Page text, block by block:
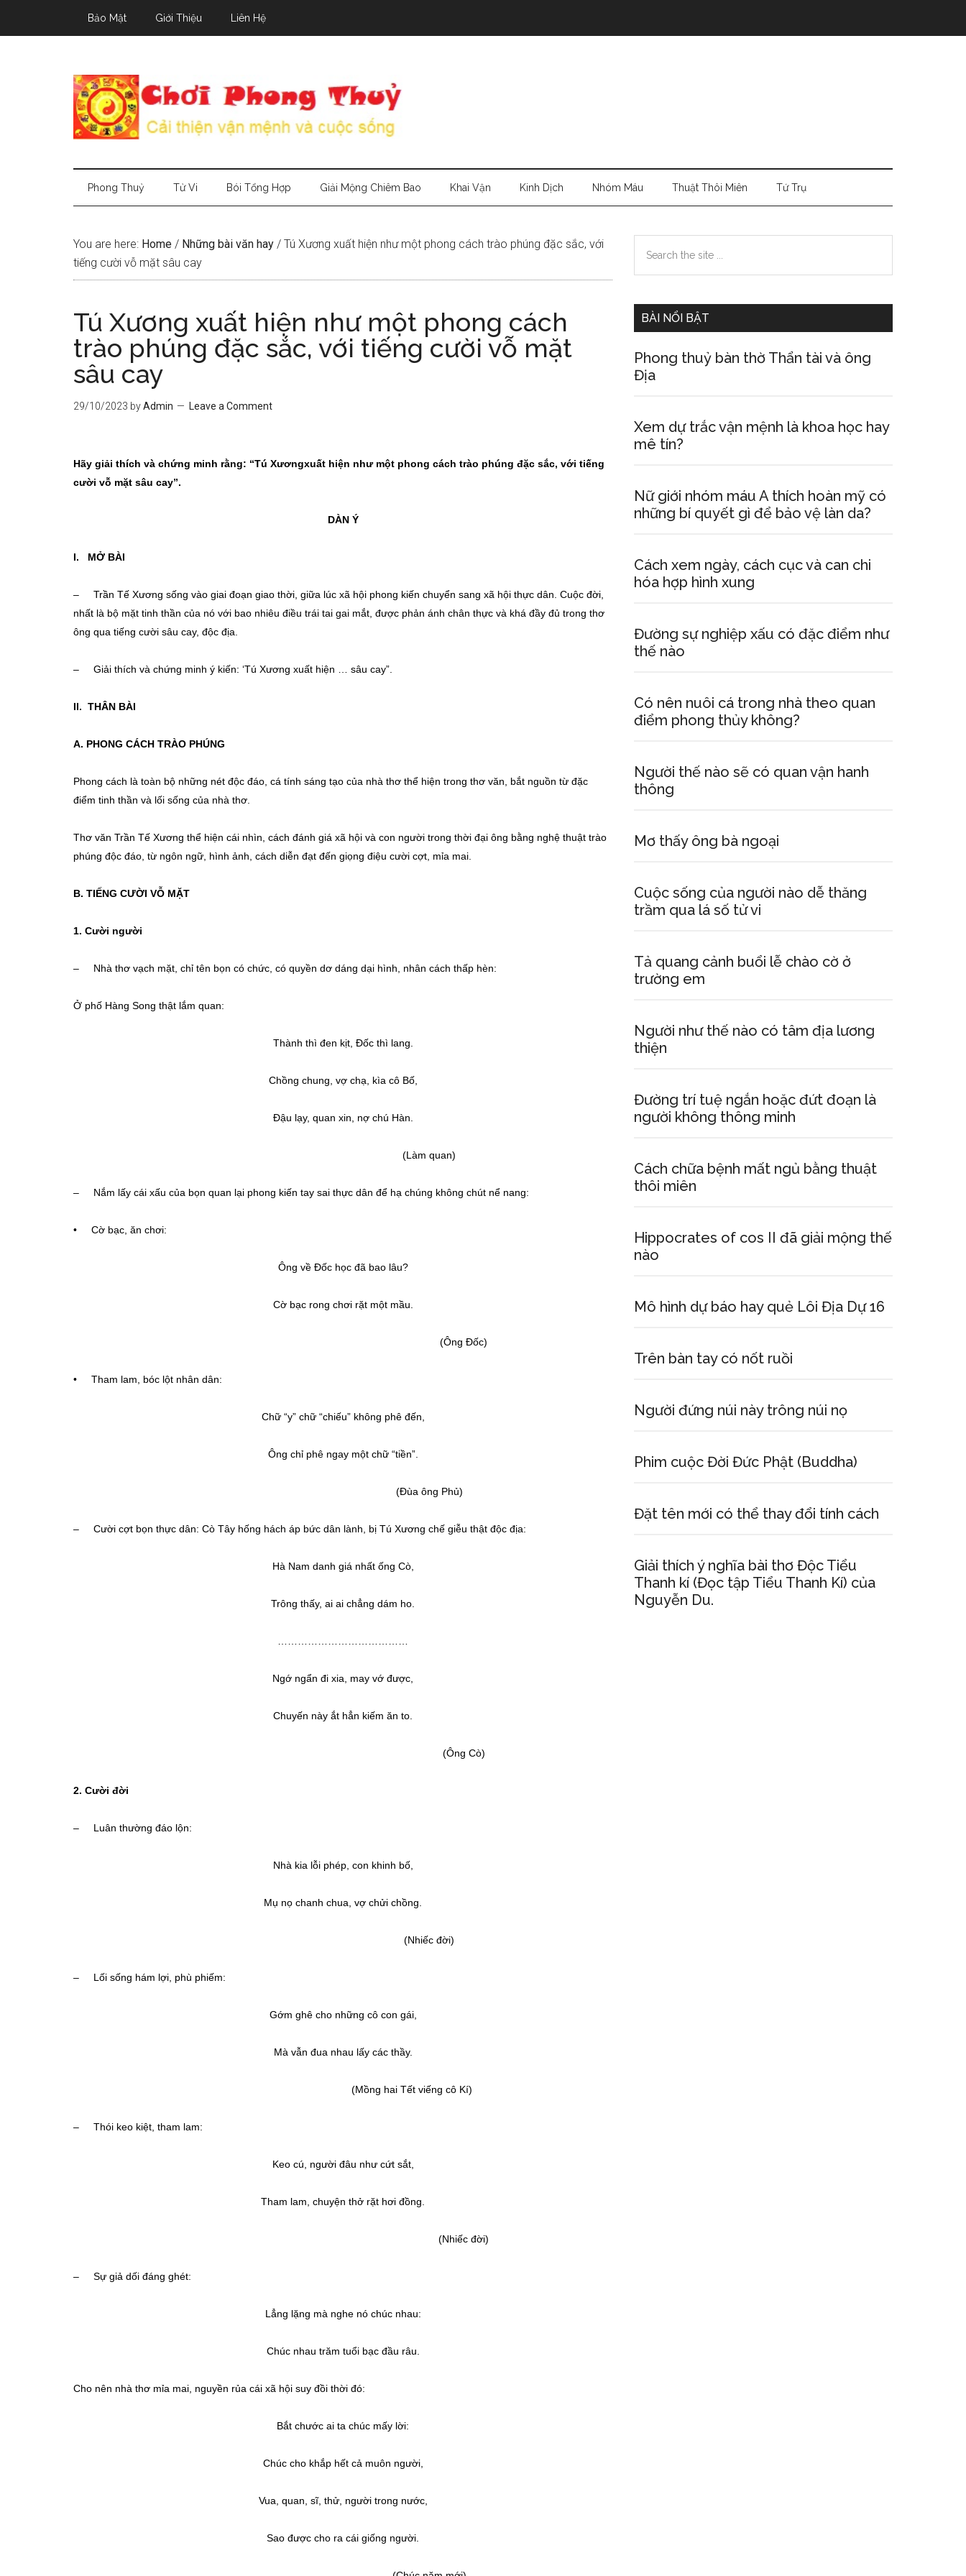
Bảo Mật Giới Thiệu Liên Hệ
Phong Thuỷ Tử Vi Bói Tổng Hợp Giải Mộng Chiêm Bao Khai Vận Kinh Dịch Nhóm Máu Thuật Thôi Miên Tứ Trụ
You are here: Home / Những bài văn hay / Tú Xương xuất hiện như một phong cách trào phúng đặc sắc, với
tiếng cười vỗ mặt sâu cay
Tú Xương xuất hiện như một phong cách
trào phúng đặc sắc, với tiếng cười vỗ mặt
sâu cay
29/10/2023 byAdmin Leave a Comment
Hãy giải thích và chứng minh rằng: “Tú Xươngxuất hiện như một phong cách trào phúng đặc sắc, với tiếng
cười vỗ mặt sâu cay”.
DÀN Ý
I. MỞ BÀI
– Trần Tế Xương sống vào giai đoạn giao thời, giữa lúc xã hội phong kiến chuyển sang xã hội thực dân. Cuộc đời,
nhất là bộ mặt tinh thần của nó với bao nhiêu điều trái tai gai mắt, được phản ánh chân thực và khá đầy đủ trong thơ
ông qua tiếng cười sâu cay, độc địa.
– Giải thích và chứng minh ý kiến: ‘Tú Xương xuất hiện … sâu cay”.
II. THÂN BÀI
A. PHONG CÁCH TRÀO PHÚNG
Phong cách là toàn bộ những nét độc đáo, cá tính sáng tạo của nhà thơ thể hiện trong thơ văn, bắt nguồn từ đặc
điểm tinh thần và lối sống của nhà thơ.
Thơ văn Trần Tế Xương thể hiện cái nhìn, cách đánh giá xã hội và con người trong thời đại ông bằng nghệ thuật trào
phúng độc đáo, từ ngôn ngữ, hình ảnh, cách diễn đạt đến giọng điệu cười cợt, mỉa mai.
B. TIẾNG CƯỜI VỖ MẶT
1. Cười người
– Nhà thơ vạch mặt, chỉ tên bọn có chức, có quyền dơ dáng dại hình, nhân cách thấp hèn:
Ở phố Hàng Song thật lắm quan:
Thành thì đen kịt, Đốc thì lang.
Chồng chung, vợ chạ, kìa cô Bố,
Đậu lạy, quan xin, nợ chú Hàn.
(Làm quan)
– Nắm lấy cái xấu của bọn quan lại phong kiến tay sai thực dân để hạ chúng không chút nể nang:
• Cờ bạc, ăn chơi:
Ông về Đốc học đã bao lâu?
Cờ bạc rong chơi rặt một mầu.
(Ông Đốc)
• Tham lam, bóc lột nhân dân:
Chữ “y” chữ “chiếu” không phê đến,
Ông chỉ phê ngay một chữ “tiền”.
(Đùa ông Phủ)
– Cười cợt bọn thực dân: Cò Tây hống hách áp bức dân lành, bị Tú Xương chế giễu thật độc địa:
Hà Nam danh giá nhất ống Cò,
Trông thấy, ai ai chẳng dám ho.
Ngớ ngẩn đi xia, may vớ được,
Chuyến này ắt hẳn kiếm ăn to.
(Ông Cò)
2. Cười đời
– Luân thường đáo lộn:
Nhà kia lỗi phép, con khinh bố,
Mụ nọ chanh chua, vợ chửi chồng.
(Nhiếc đời)
– Lối sống hám lợi, phù phiếm:
Gớm ghê cho những cô con gái,
Mà vẫn đua nhau lấy các thầy.
(Mồng hai Tết viếng cô Kí)
– Thói keo kiệt, tham lam:
Keo cú, người đâu như cứt sắt,
Tham lam, chuyện thở rặt hơi đồng.
(Nhiếc đời)
– Sự giả dối đáng ghét:
Lẳng lặng mà nghe nó chúc nhau:
Chúc nhau trăm tuổi bạc đầu râu.
Cho nên nhà thơ mỉa mai, nguyền rủa cái xã hội suy đồi thời đó:
Bắt chước ai ta chúc mấy lời:
Chúc cho khắp hết cả muôn người,
Vua, quan, sĩ, thử, người trong nước,
Sao được cho ra cái giống người.
Primary
Sidebar
the
BÀI NỔI BẬT
Phong thuỷ bàn thờ Thẩn tài và ông
Địa
Xem dự trắc vận mệnh là khoa học hay
mê tín?
Nữ giới nhóm máu A thích hoàn mỹ có
những bí quyết gì để bảo vệ làn da?
Cách xem ngày, cách cục và can chi
hóa hợp hình xung
Đường sự nghiệp xấu có đặc điểm như
thế nào
Có nên nuôi cá trong nhà theo quan
điểm phong thủy không?
Người thế nào sẽ có quan vận hanh
thông
Mơ thấy ông bà ngoại
Cuộc sống của người nào dễ thăng
trầm qua lá số tử vi
Tả quang cảnh buổi lễ chào cờ ở
trường em
Người như thế nào có tâm địa lương
thiện
Đường trí tuệ ngắn hoặc đứt đoạn là
người không thông minh
Cách chữa bệnh mất ngủ bằng thuật
thôi miên
Hippocrates of cos II đã giải mộng thế
nào
Mô hình dự báo hay quẻ Lôi Địa Dự 16
Trên bàn tay có nốt ruồi
Người đứng núi này trông núi nọ
Phim cuộc Đời Đức Phật (Buddha)
Đặt tên mới có thể thay đổi tính cách
Giải thích ý nghĩa bài thơ Độc Tiểu
Thanh kí (Đọc tập Tiểu Thanh Kí) của
Nguyễn Du.